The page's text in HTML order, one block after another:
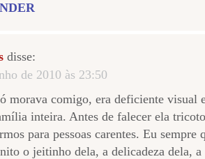
disse:
de 2010 às 23:50
morava comigo, era deficiente visual
inteira. Antes de falecer ela
para pessoas carentes. Eu sempre
o jeitinho dela, a delicadeza dela,